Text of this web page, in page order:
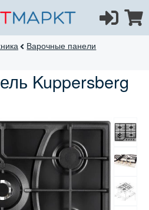
Варочные панели
Kuppersberg